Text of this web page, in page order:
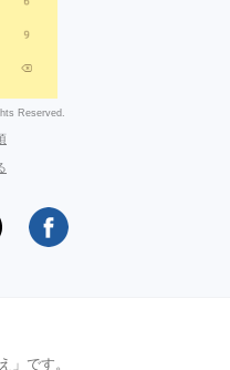
Reserved.
」です。